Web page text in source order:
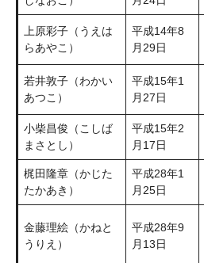
上原彩子（うえは
らあやこ）
平成14年8
月29日
若井敦子（わかい
あつこ）
平成15年1
月27日
小柴昌俊（こしば
まさとし）
平成15年2
月17日
梶田隆章（かじた
たかあき）
平成28年1
月25日
金藤理絵（かねと
うりえ）
平成28年9
月13日